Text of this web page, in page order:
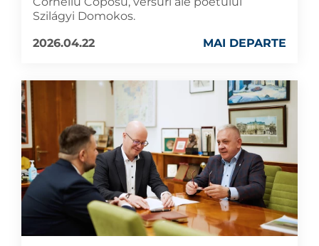
Szilágyi Domokos.
2026.04.22
MAI DEPARTE